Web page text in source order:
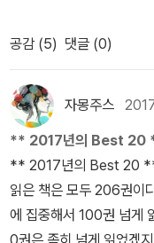
한 카뮈의 에세이 <결혼
다.🍊 메모해 둔 구절이
은 단순히, 있지도 않은
로 있는 것 이상을 말하는
이 느끼는 것 이상을 말하
게 하기 위하여 우리들 누
는 겉보기와는 달리 삶을
대로 말하고 자신의 감정을 은폐
그냥 이야기 속에서는 잘
인지 애매하다. 짐작에
문(<문학 상상력의 연구>)부터가 아
<페스트><전략> 같은
곡을 읽을 예정이다. <시
김화영 교수의 번역판 외에
음 읽은 건 문예출판사나
암서가판이었다. 이전에
프카론(1942)이 흥미로
고 카뮈를 이해하는데)
이시카와 야스히로 / 김경원 /
학의 근본문제에 관한
무 / 336쪽) ​(2017-09)
사 / 319쪽) ​(2017-10) 베이컨 <신기관> (박은진 / 서울대학교 철
학사상연구소 / 126쪽)
/ 김광옥 / 주니어김영사 / 227쪽) ​(2017-12) 로
상현 / 서울대학교 철학
인간 오성론 읽기 (안병
공감 (5) 댓글 (0)
자몽주스
** 2017년의 Best 20
** 2017년의 Best 20 **
읽은 책은 모두 206권이
에 집중해서 100권 넘게
0권은 족히 넘게 읽었겠